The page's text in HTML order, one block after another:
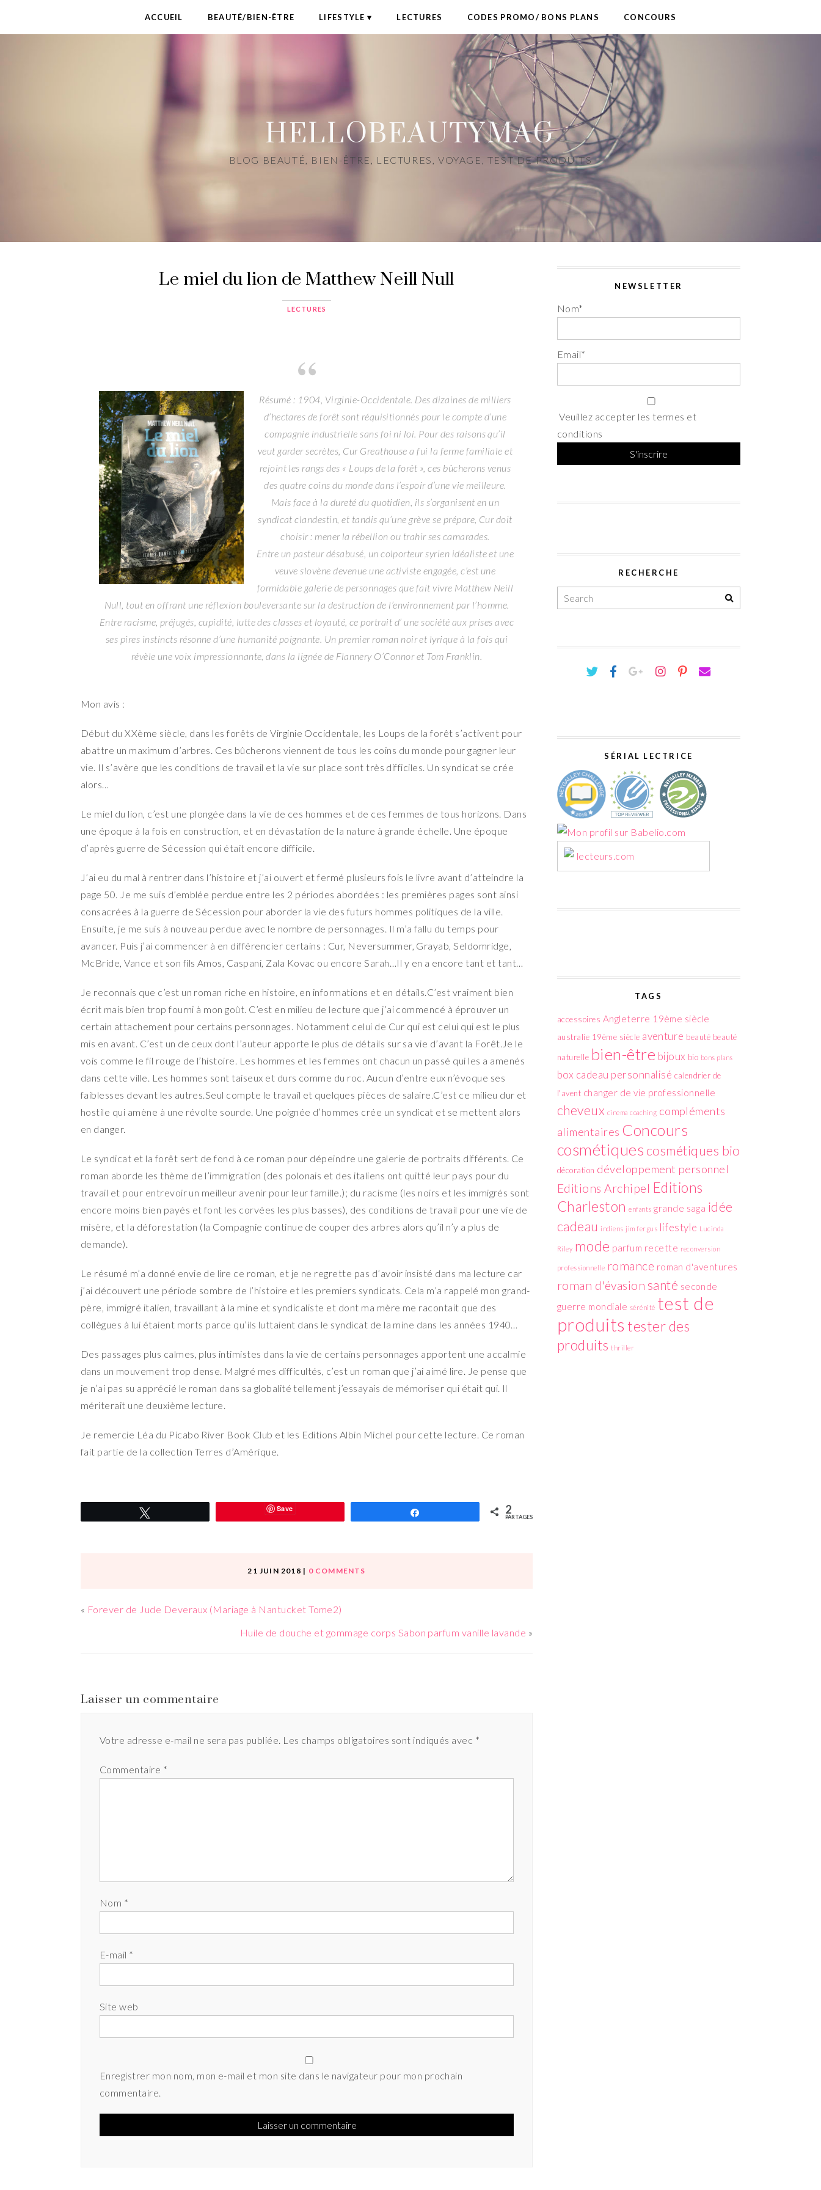
ACCUEIL BEAUTÉ/BIEN-ÊTRE LIFESTYLE LECTURES CODES PROMO/ BONS PLANS CONCOURS
HELLOBEAUTYMAG
BLOG BEAUTÉ, BIEN-ÊTRE, LECTURES, VOYAGE, TEST DE PRODUITS
Le miel du lion de Matthew Neill Null
LECTURES
Résumé : 1904, Virginie-Occidentale. Des dizaines de milliers
d’hectares de forêt sont réquisitionnés pour le compte d’une
compagnie industrielle sans foi ni loi. Pour des raisons qu’il
veut garder secrètes, Cur Greathouse a fui la ferme familiale et
rejoint les rangs des « Loups de la forêt », ces bûcherons venus
des quatre coins du monde dans l’espoir d’une vie meilleure.
Mais face à la dureté du quotidien, ils s’organisent en un
syndicat clandestin, et tandis qu’une grève se prépare, Cur doit
choisir : mener la rébellion ou trahir ses camarades.
Entre un pasteur désabusé, un colporteur syrien idéaliste et une
veuve slovène devenue une activiste engagée, c’est une
formidable galerie de personnages que fait vivre Matthew Neill
Null, tout en offrant une réflexion bouleversante sur la destruction de l’environnement par l’homme.
Entre racisme, préjugés, cupidité, lutte des classes et loyauté, ce portrait d’ une société aux prises avec
ses pires instincts résonne d’une humanité poignante. Un premier roman noir et lyrique à la fois qui
révèle une voix impressionnante, dans la lignée de Flannery O’Connor et Tom Franklin.
Mon avis :
Début du XXème siècle, dans les forêts de Virginie Occidentale, les Loups de la forêt s’activent pour
abattre un maximum d’arbres. Ces bûcherons viennent de tous les coins du monde pour gagner leur
vie. Il s’avère que les conditions de travail et la vie sur place sont très difficiles. Un syndicat se crée
alors…
Le miel du lion, c’est une plongée dans la vie de ces hommes et de ces femmes de tous horizons. Dans
une époque à la fois en construction, et en dévastation de la nature à grande échelle. Une époque
d’après guerre de Sécession qui était encore difficile.
J’ai eu du mal à rentrer dans l’histoire et j’ai ouvert et fermé plusieurs fois le livre avant d’atteindre la
page 50. Je me suis d’emblée perdue entre les 2 périodes abordées : les premières pages sont ainsi
consacrées à la guerre de Sécession pour aborder la vie des futurs hommes politiques de la ville.
Ensuite, je me suis à nouveau perdue avec le nombre de personnages. Il m’a fallu du temps pour
avancer. Puis j’ai commencer à en différencier certains : Cur, Neversummer, Grayab, Seldomridge,
McBride, Vance et son fils Amos, Caspani, Zala Kovac ou encore Sarah…Il y en a encore tant et tant…
Je reconnais que c’est un roman riche en histoire, en informations et en détails.C’est vraiment bien
écrit mais bien trop fourni à mon goût. C’est en milieu de lecture que j’ai commencé à éprouver un
certain attachement pour certains personnages. Notamment celui de Cur qui est celui qui est le plus
mis en avant. C’est un de ceux dont l’auteur apporte le plus de détails sur sa vie d’avant la Forêt.Je le
vois comme le fil rouge de l’histoire. Les hommes et les femmes ont chacun un passé qui les a amenés
dans cette ville. Les hommes sont taiseux et durs comme du roc. Aucun d’entre eux n’évoque ses
faiblesses devant les autres.Seul compte le travail et quelques pièces de salaire.C’est ce milieu dur et
hostile qui amène à une révolte sourde. Une poignée d’hommes crée un syndicat et se mettent alors
en danger.
Le syndicat et la forêt sert de fond à ce roman pour dépeindre une galerie de portraits différents. Ce
roman aborde les thème de l’immigration (des polonais et des italiens ont quitté leur pays pour du
travail et pour entrevoir un meilleur avenir pour leur famille.); du racisme (les noirs et les immigrés sont
encore moins bien payés et font les corvées les plus basses), des conditions de travail pour une vie de
misère, et la déforestation (la Compagnie continue de couper des arbres alors qu’il n’y a plus de
demande).
Le résumé m’a donné envie de lire ce roman, et je ne regrette pas d’avoir insisté dans ma lecture car
j’ai découvert une période sombre de l’histoire et les premiers syndicats. Cela m’a rappelé mon grand-
père, immigré italien, travaillant à la mine et syndicaliste et dont ma mère me racontait que des
collègues à lui étaient morts parce qu’ils luttaient dans le syndicat de la mine dans les années 1940…
Des passages plus calmes, plus intimistes dans la vie de certains personnages apportent une accalmie
dans un mouvement trop dense. Malgré mes difficultés, c’est un roman que j’ai aimé lire. Je pense que
je n’ai pas su apprécié le roman dans sa globalité tellement j’essayais de mémoriser qui était qui. Il
mériterait une deuxième lecture.
Je remercie Léa du Picabo River Book Club et les Editions Albin Michel pour cette lecture. Ce roman
fait partie de la collection Terres d’Amérique.
Save 2
PARTAGES
21 JUIN 2018 | 0 COMMENTS
« Forever de Jude Deveraux (Mariage à Nantucket Tome2)
Huile de douche et gommage corps Sabon parfum vanille lavande »
Laisser un commentaire
Votre adresse e-mail ne sera pas publiée. Les champs obligatoires sont indiqués avec *
Commentaire *
Nom *
E-mail *
Site web
Enregistrer mon nom, mon e-mail et mon site dans le navigateur pour mon prochain
commentaire.
NEWSLETTER
Nom*
Email*
Veuillez accepter les termes et
conditions
RECHERCHE
SÉRIAL LECTRICE
lecteurs.com
TAGS
accessoires Angleterre 19ème siècle
australie 19ème siècle aventure beauté beauté
naturelle bien-être bijoux bio bons plans
box cadeau personnalisé calendrier de
l'avent changer de vie professionnelle
cheveux cinema coaching compléments
alimentaires Concours
cosmétiques cosmétiques bio
décoration développement personnel
Editions Archipel Editions
Charleston enfants grande saga idée
cadeau indiens jim fergus lifestyle Lucinda
Riley mode parfum recette reconversion
professionnelle romance roman d'aventures
roman d'évasion santé seconde
guerre mondiale sérénité test de
produits tester des
produits thriller